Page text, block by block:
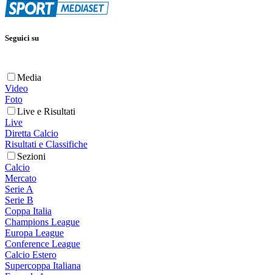
Seguici su
Media
Video
Foto
Live e Risultati
Live
Diretta Calcio
Risultati e Classifiche
Sezioni
Calcio
Mercato
Serie A
Serie B
Coppa Italia
Champions League
Europa League
Conference League
Calcio Estero
Supercoppa Italiana